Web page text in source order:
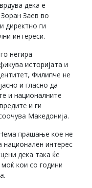
дека е
Заев во
директно ги
интереси.
негира
историјата и
Филипче не
и гласно да
и националните
и ги
Македонија.
прашање кое не
национален интерес
дека така ќе
кои со години